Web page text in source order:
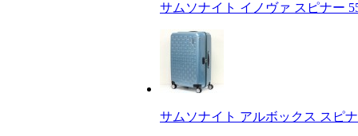
サムソナイト イノヴァ スピナー
サムソナイト アルボックス スピナ